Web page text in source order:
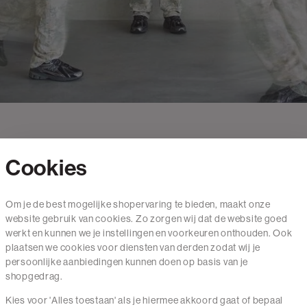
Mail ons
020 - 3412 650
Van maandag t/m vrijdag van 8.30 uur tot 18.00 uur.
Cookies
Om je de best mogelijke shopervaring te bieden, maakt onze
website gebruik van cookies. Zo zorgen wij dat de website goed
werkt en kunnen we je instellingen en voorkeuren onthouden. Ook
plaatsen we cookies voor diensten van derden zodat wij je
persoonlijke aanbiedingen kunnen doen op basis van je
shopgedrag.
Kies voor 'Alles toestaan' als je hiermee akkoord gaat of bepaal